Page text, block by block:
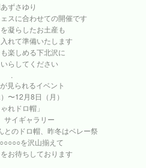
ずさゆり
スに合わせての開催です
凝らしたお土産も
れて準備いたします
楽しめる下北沢に
らしてください
.
見られるイベント
〜12月8日（月）
ゃれドロ帽」
イギャラリー
とのドロ帽、昨冬はベレー祭
を沢山揃えて
お待ちしております